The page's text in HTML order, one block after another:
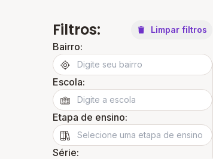
Filtros: Limpar filtros
Bairro:
Escola:
Etapa de ensino:
Série: